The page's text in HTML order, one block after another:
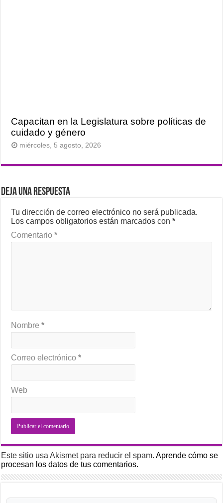
Capacitan en la Legislatura sobre políticas de
cuidado y género
miércoles, 5 agosto, 2026
Deja una respuesta
Tu dirección de correo electrónico no será publicada.
Los campos obligatorios están marcados con*
Comentario*
Nombre*
Correo electrónico*
Web
Este sitio usa Akismet para reducir el spam.Aprende cómo se
procesan los datos de tus comentarios.